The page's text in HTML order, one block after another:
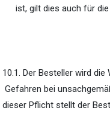
ist, gilt dies auch für
10.1. Der Besteller wird
Gefahren bei
dieser Pflicht stellt der